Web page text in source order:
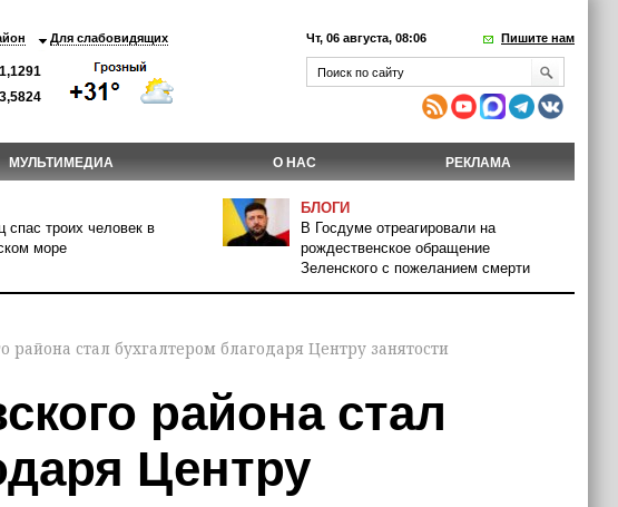
Для слабовидящих Чт, 06 августа, 08:06 Пишите нам
МУЛЬТИМЕДИА О НАС РЕКЛАМА
спас троих человек в
море
БЛОГИ
В Госдуме отреагировали на
рождественское обращение
Зеленского с пожеланием смерти
района стал бухгалтером благодаря Центру занятости
района стал
Центру